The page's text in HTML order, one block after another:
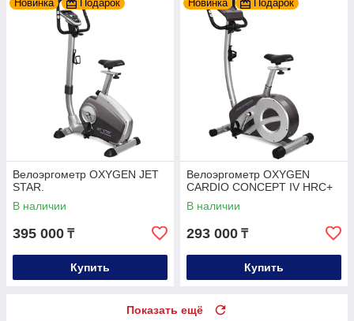
Новинка Подарок
Велоэргометр OXYGEN JET
STAR.
В наличии
395 000 ₸
Купить
Новинка Подарок
Велоэргометр OXYGEN
CARDIO CONCEPT IV HRC+
В наличии
293 000 ₸
Купить
Показать ещё